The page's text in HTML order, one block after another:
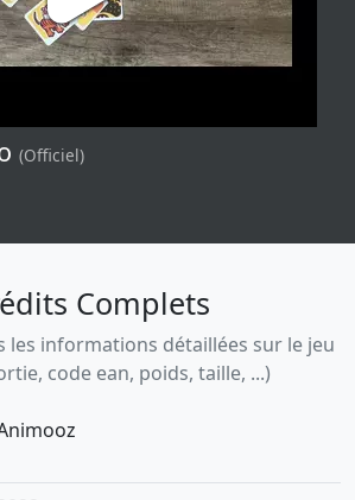
(Officiel)
Complets
les informations détaillées sur le jeu
code ean, poids, taille, ...)